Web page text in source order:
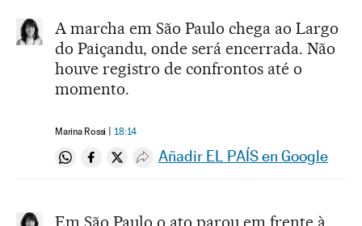
A marcha em São Paulo chega ao Largo
do Paiçandu, onde será encerrada. Não
houve registro de confrontos até o
momento.
Marina Rossi 18:14
Compartir en Whatsapp
Compartir en Facebook
Compartir en Twitter
Desplegar Redes Sociales
Añadir EL PAÍS en Google
Em São Paulo o ato parou em frente à